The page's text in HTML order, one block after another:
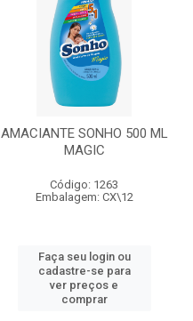
AMACIANTE SONHO 500 ML
MAGIC
Código: 1263
Embalagem: CX\12
Faça seu login ou
cadastre-se para
ver preços e
comprar